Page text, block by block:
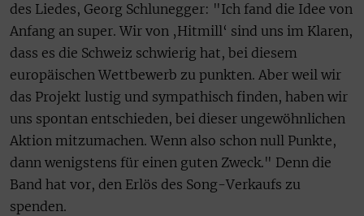
des Liedes, Georg Schlunegger: "Ich fand die Idee von
Anfang an super. Wir von ‚Hitmill‘ sind uns im Klaren,
dass es die Schweiz schwierig hat, bei diesem
europäischen Wettbewerb zu punkten. Aber weil wir
das Projekt lustig und sympathisch finden, haben wir
uns spontan entschieden, bei dieser ungewöhnlichen
Aktion mitzumachen. Wenn also schon null Punkte,
dann wenigstens für einen guten Zweck." Denn die
Band hat vor, den Erlös des Song-Verkaufs zu
spenden.